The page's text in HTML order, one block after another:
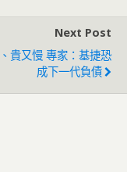
Next Post
貴又慢 專家：基捷恐
成下一代負債